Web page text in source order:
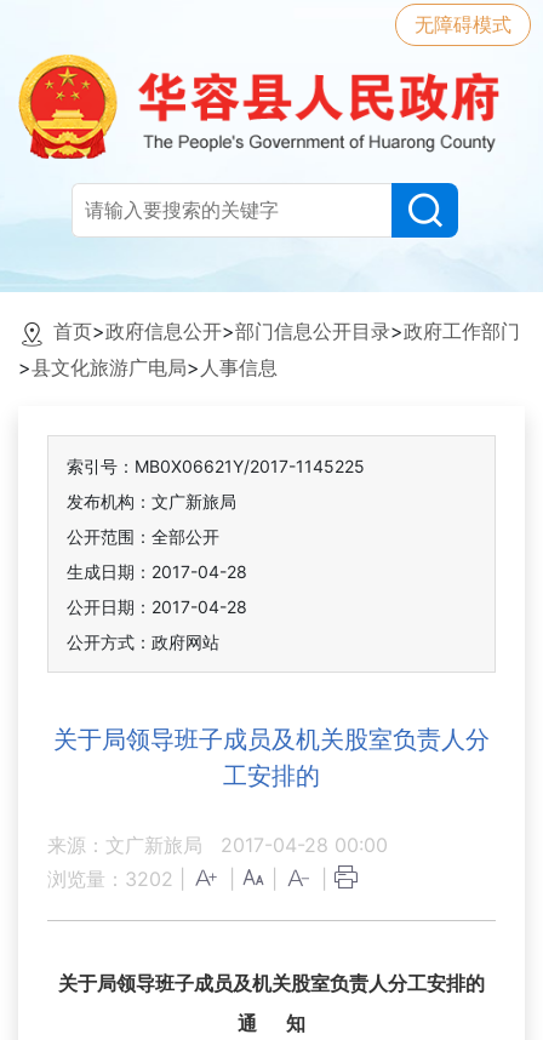
无障碍模式
首页>政府信息公开>部门信息公开目录>政府工作部门
>县文化旅游广电局> 人事信息
索引号：MB0X06621Y/2017-1145225
发布机构：文广新旅局
公开范围：全部公开
生成日期：2017-04-28
公开日期：2017-04-28
公开方式：政府网站
关于局领导班子成员及机关股室负责人分
工安排的
来源：文广新旅局
2017-04-28 00:00
浏览量： 3202
关于局领导班子成员及机关股室负责人分工安排的
通 知